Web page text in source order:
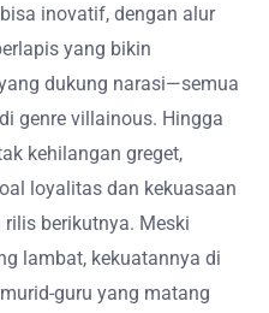
inovatif, dengan alur
yang bikin
dukung narasi—semua
genre villainous. Hingga
kehilangan greget,
loyalitas dan kekuasaan
berikutnya. Meski
lambat, kekuatannya di
guru yang matang